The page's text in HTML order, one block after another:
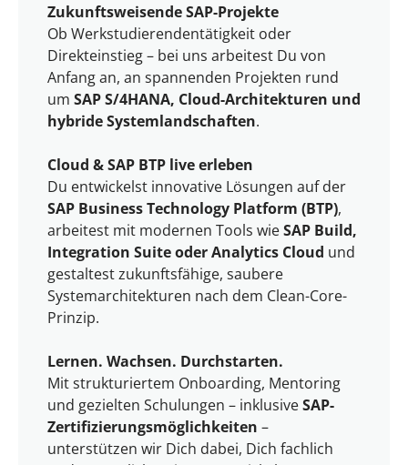
Zukunftsweisende SAP-Projekte
Ob Werkstudierendentätigkeit oder
Direkteinstieg – bei uns arbeitest Du von
Anfang an, an spannenden Projekten rund
um SAP S/4HANA, Cloud-Architekturen und
hybride Systemlandschaften.
Cloud & SAP BTP live erleben
Du entwickelst innovative Lösungen auf der
SAP Business Technology Platform (BTP),
arbeitest mit modernen Tools wieSAP Build,
Integration Suite oder Analytics Cloud und
gestaltest zukunftsfähige, saubere
Systemarchitekturen nach dem Clean-Core-
Prinzip.
Lernen. Wachsen. Durchstarten.
Mit strukturiertem Onboarding, Mentoring
und gezielten Schulungen – inklusiveSAP-
Zertifizierungsmöglichkeiten –
unterstützen wir Dich dabei, Dich fachlich